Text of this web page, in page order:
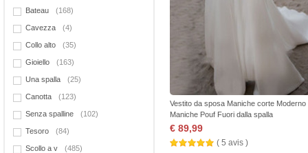
Bateau
(168)
Cavezza (4)
Collo alto (35)
Gioiello (163)
Una spalla (25)
Canotta (123)
Senza spalline (102)
Tesoro (84)
Scollo a v (485)
Vestito da sposa Maniche corte Moderno
Maniche Pouf Fuori dalla spalla
€ 89,99
( 5 avis )